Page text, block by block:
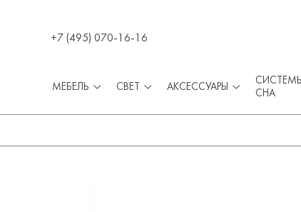
+7 (495) 070-16-16
МЕБЕЛЬ СВЕТ АКСЕССУАРЫ
СНА